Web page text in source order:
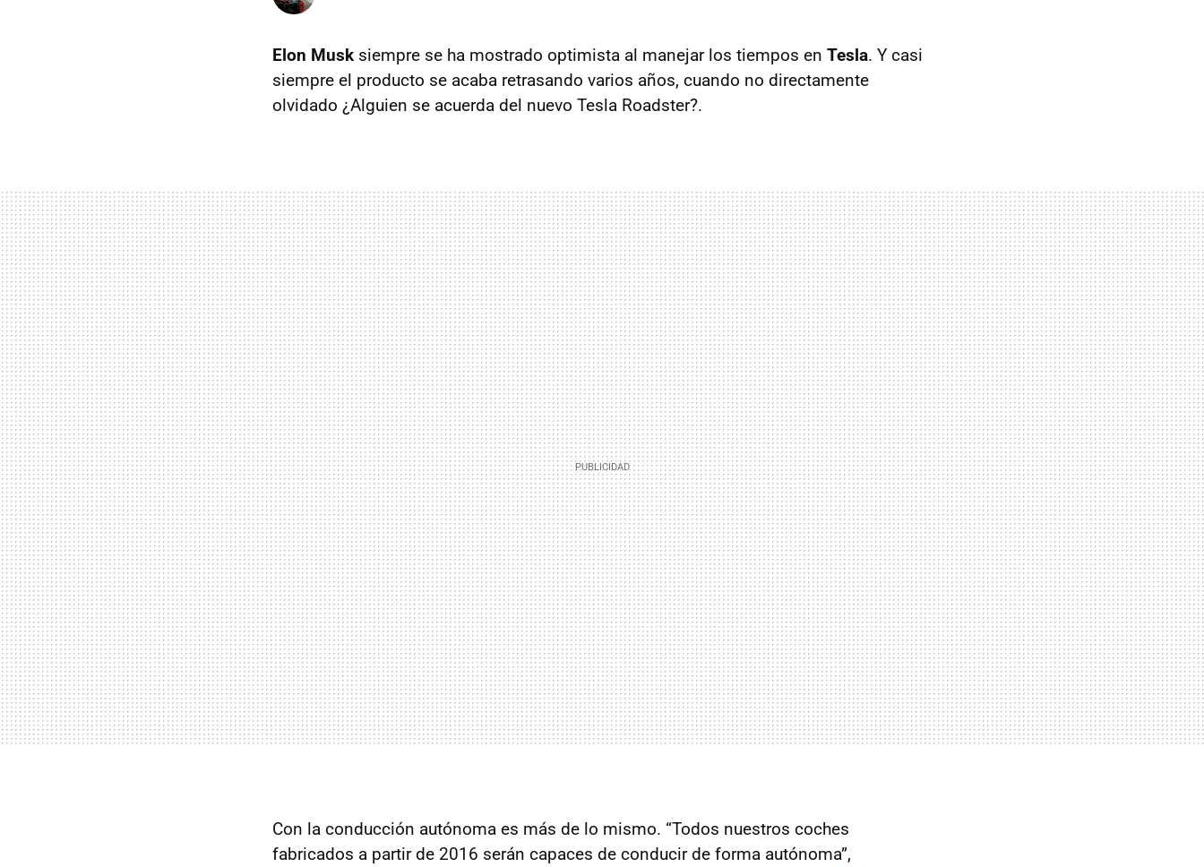
Elon Musk siempre se ha mostrado optimista al manejar los tiempos en Tesla. Y casi
siempre el producto se acaba retrasando varios años, cuando no directamente
olvidado ¿Alguien se acuerda del nuevo Tesla Roadster?.
Con la conducción autónoma es más de lo mismo. “Todos nuestros coches
fabricados a partir de 2016 serán capaces de conducir de forma autónoma”,